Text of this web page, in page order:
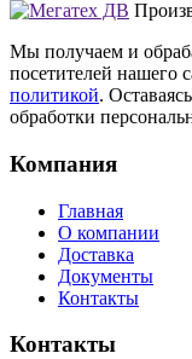
Мы получаем и
посетителей нашего
политикой.
обработки
Компания
Главная
О компании
Доставка
Документы
Контакты
Контакты